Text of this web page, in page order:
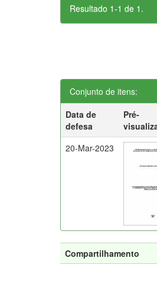
Resultado 1-1 de 1.
Conjunto de itens:
Data de
defesa
Pré-
20-Mar-2023
Compartilhamento